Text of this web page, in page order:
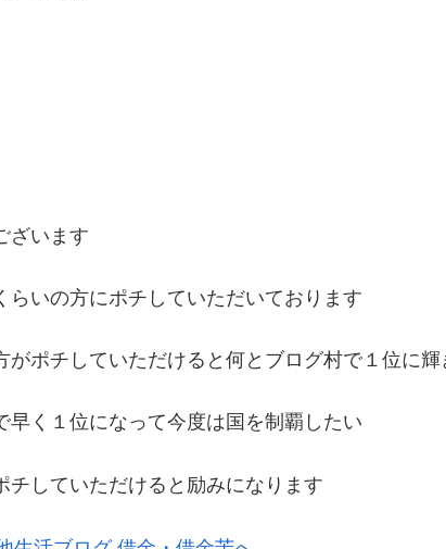
ざいます
らいの方にポチしていただいております
がポチしていただけると何とブログ村で１位に輝
早く１位になって今度は国を制覇したい
チしていただけると励みになります